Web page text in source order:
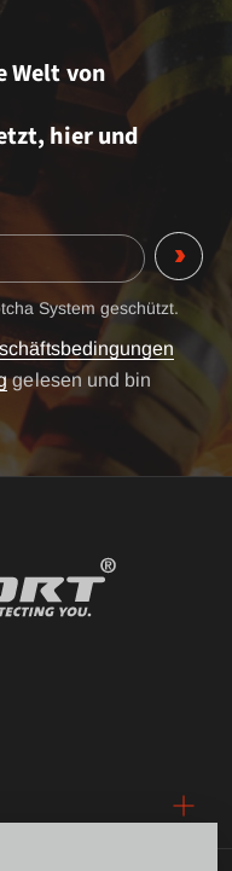
Welt von
hier und
System geschützt.
gelesen und bin